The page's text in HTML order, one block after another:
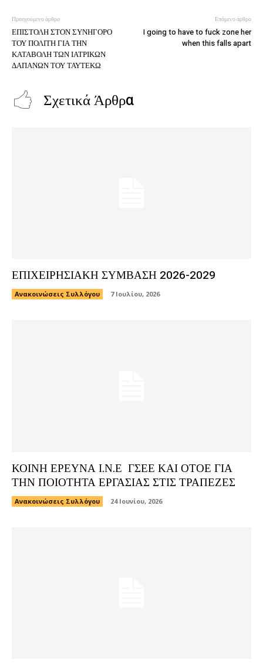
Προηγούμενο άρθρο
ΕΠΙΣΤΟΛΗ ΣΤΟΝ ΣΥΝΗΓΟΡΟ
ΤΟΥ ΠΟΛΙΤΗ ΓΙΑ ΤΗΝ
ΚΑΤΑΒΟΛΗ ΤΩΝ ΙΑΤΡΙΚΩΝ
ΔΑΠΑΝΩΝ ΤΟΥ ΤΑΥΤΕΚΩ
Επόμενο άρθρο
I going to have to fuck zone her
when this falls apart
Σχετικά Άρθρα
ΕΠΙΧΕΙΡΗΣΙΑΚΗ ΣΥΜΒΑΣΗ 2026-2029
Ανακοινώσεις Συλλόγου 7 Ιουλίου, 2026
ΚΟΙΝΗ ΕΡΕΥΝΑ Ι.Ν.Ε ΓΣΕΕ ΚΑΙ ΟΤΟΕ ΓΙΑ
ΤΗΝ ΠΟΙΟΤΗΤΑ ΕΡΓΑΣΙΑΣ ΣΤΙΣ ΤΡΑΠΕΖΕΣ
Ανακοινώσεις Συλλόγου 24 Ιουνίου, 2026